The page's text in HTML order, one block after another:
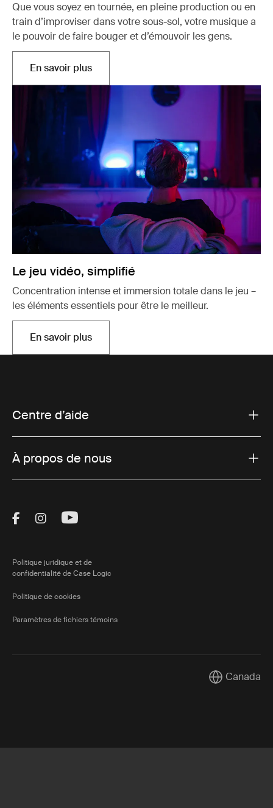
Que vous soyez en tournée, en pleine production ou en
train d’improviser dans votre sous-sol, votre musique a
le pouvoir de faire bouger et d’émouvoir les gens.
En savoir plusOuvre dans un nouvel onglet
Le jeu vidéo, simplifié
Concentration intense et immersion totale dans le jeu –
les éléments essentiels pour être le meilleur.
En savoir plusOuvre dans un nouvel onglet
Centre d’aide
À propos de nous
Visit Thule on Facebook (external link)
Visit Thule on Instagram (external link)
Visit Thule on Youtube (external
Politique juridique et de
confidentialité de Case Logic
Politique de cookies
Paramètres de fichiers témoins
CurrentCanada